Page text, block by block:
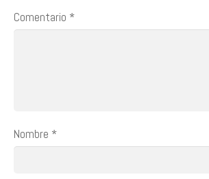
Comentario *
Nombre *